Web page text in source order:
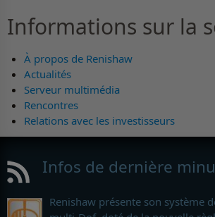
Informations sur la
À propos de Renishaw
Actualités
Serveur multimédia
Rencontres
Relations avec les investisseurs
Infos de dernière
Renishaw présente son système